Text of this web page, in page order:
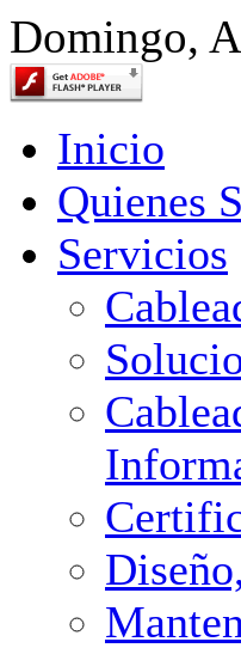
Domingo,
Inicio
Quienes
Servicios